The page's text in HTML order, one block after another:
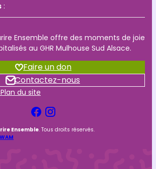
:
Ensemble offre des moments de joie
au GHR Mulhouse Sud Alsace.
Faire un don
Contactez-nous
Plan du site
Ensemble. Tous droits réservés.